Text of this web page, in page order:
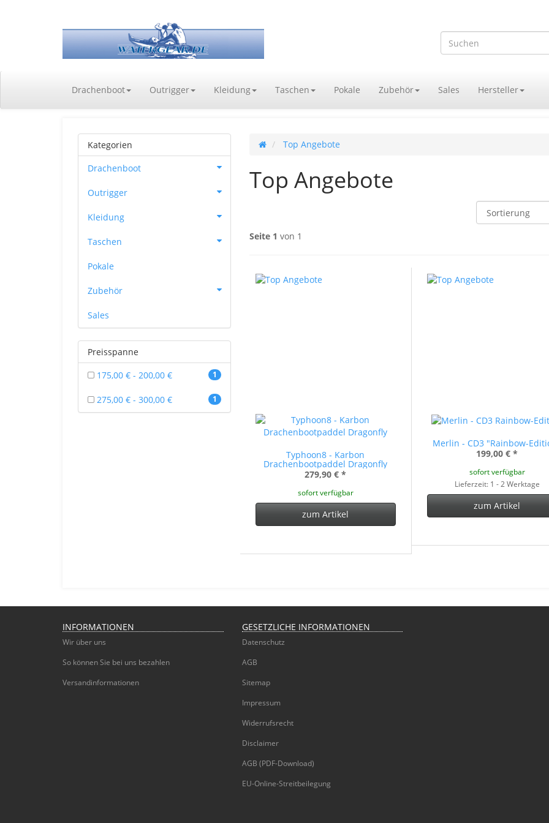
Drachenboot Outrigger Kleidung Taschen Pokale Zubehör Sales Hersteller
Top Angebote
Top Angebote
Seite 1 von 1
Typhoon8 - Karbon
Drachenbootpaddel Dragonfly
279,90 € *
sofort verfügbar
zum Artikel
Merlin - CD3 "Rainbow-
199,00 € *
sofort verfügbar
Lieferzeit: 1 - 2 Werktage
zum Artikel
Kategorien
Drachenboot
Outrigger
Kleidung
Taschen
Pokale
Zubehör
Sales
Preisspanne
1
175,00 € - 200,00 €
1
275,00 € - 300,00 €
INFORMATIONEN
Wir über uns
So können Sie bei uns bezahlen
Versandinformationen
GESETZLICHE INFORMATIONEN
Datenschutz
AGB
Sitemap
Impressum
Widerrufsrecht
Disclaimer
AGB (PDF-Download)
EU-Online-Streitbeilegung